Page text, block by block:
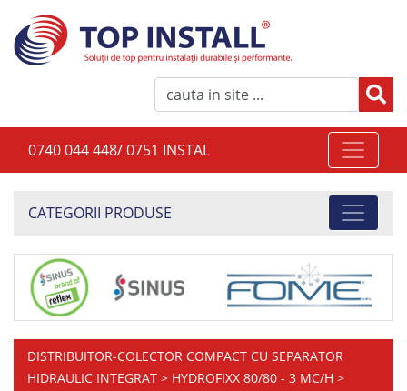
0740 044 448/ 0751 INSTAL
CATEGORII PRODUSE
DISTRIBUITOR-COLECTOR COMPACT CU SEPARATOR
HIDRAULIC INTEGRAT > HYDROFIXX 80/80 - 3 MC/H >